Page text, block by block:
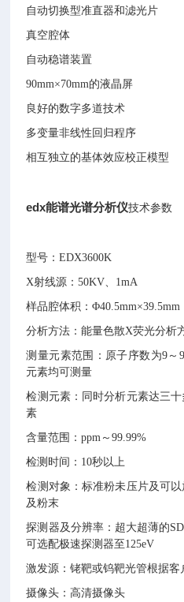
自动切换型准直器和滤光片
真空腔体
自动稳谱装置
90mm×70mm的液晶屏
良好的数字多道技术
多变量非线性回归程序
相互独立的基体效应校正模型
edx能谱光谱分析仪技术参数
型号：EDX3600K
X射线源：50KV、1mA
样品腔体积：Φ40.5mm×39.5mm
分析方法：能量色散X荧光分析
测量元素范围：原子序数为9
元素均可测量
检测元素：同时分析元素达三
素
含量范围：ppm～99.99%
检测时间：10秒以上
检测对象：标准粉未压片及可
及粉末
探测器及分辨率：超大超薄的
可选配极速探测器至125eV
激发源：铑靶或钨靶光管根据客
摄像头：高清摄像头